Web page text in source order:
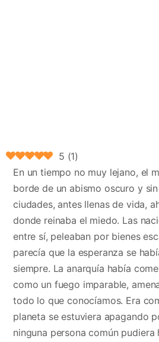
5 (1)
En un tiempo no muy lejano, el
borde de un abismo oscuro y
ciudades, antes llenas de vida,
donde reinaba el miedo. Las
entre sí, peleaban por bienes
parecía que la esperanza se
siempre. La anarquía había
como un fuego imparable,
todo lo que conocíamos. Era
planeta se estuviera apagando
ninguna persona común pudiera